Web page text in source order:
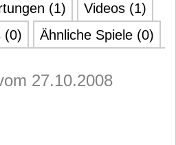
(1)
Videos (1)
(0) Ähnliche Spiele (0)
27.10.2008